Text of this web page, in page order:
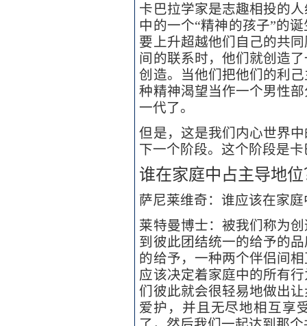
卡巴拉学家是志趣相投的
中的一个“精神的孩子”的
要上升超越他们自己的共
间的联系时，他们就创造
创造。当他们把他们的利
种精神渴望当作一个男性
一代了。
但是，这是我们内心世界
下一个阶段。这个阶段是
谁在家庭中占主导地
萨尼莱维奇：谁应该在家
莱特曼博士：被我们称为
到彼此团结统一的给予的
的给予，一种两个伴侣间
应该决定着家庭中的所有
们彼此就会很轻易地做出
爱护，并且无尽地相互享